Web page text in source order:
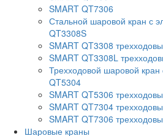
SMART QT7306
Стальной шаровой кран с
QT3308S
SMART QT3308
SMART QT3308L
Трехходовой шаровой
QT5304
SMART QT5306
SMART QT7304
SMART QT7306
Шаровые краны